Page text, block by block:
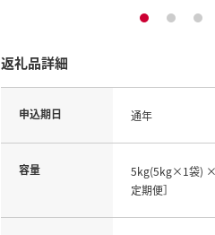
1 2 3
返礼品詳細
申込期日 通年
容量
5kg(5kg×1袋)
定期便］